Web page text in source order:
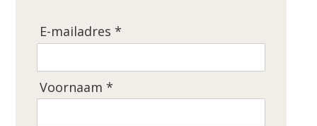
E-mailadres *
Voornaam *